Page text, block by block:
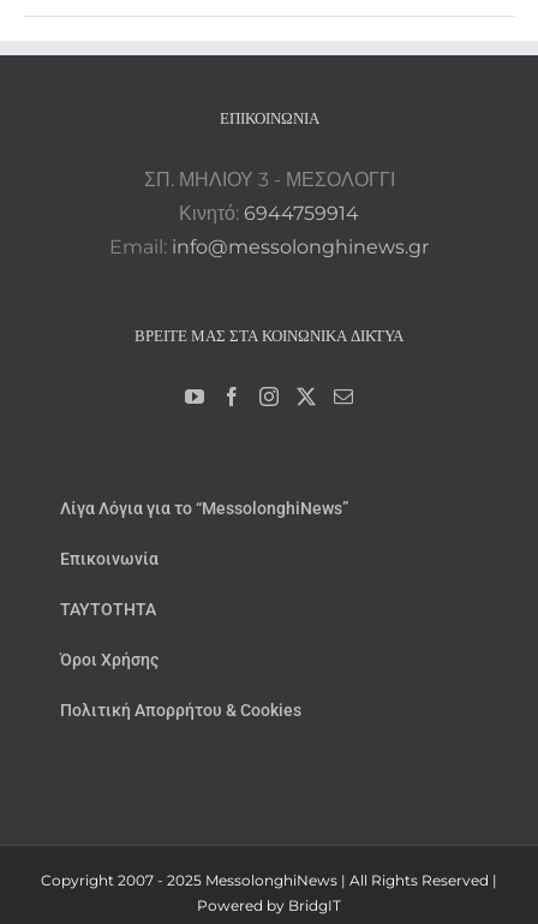
ΕΠΙΚΟΙΝΩΝΊΑ
ΣΠ. ΜΗΛΙΟΥ 3 - ΜΕΣΟΛΟΓΓΙ
Κινητό: 6944759914
Email: info@messolonghinews.gr
ΒΡΕΊΤΕ ΜΑΣ ΣΤΑ ΚΟΙΝΩΝΙΚΆ ΔΊΚΤΥΑ
Λίγα Λόγια για το “MessolonghiNews”
Επικοινωνία
ΤΑΥΤΟΤΗΤΑ
Όροι Χρήσης
Πολιτική Απορρήτου & Cookies
Copyright 2007 - 2025 MessolonghiNews | All Rights Reserved |
Powered by BridgIT